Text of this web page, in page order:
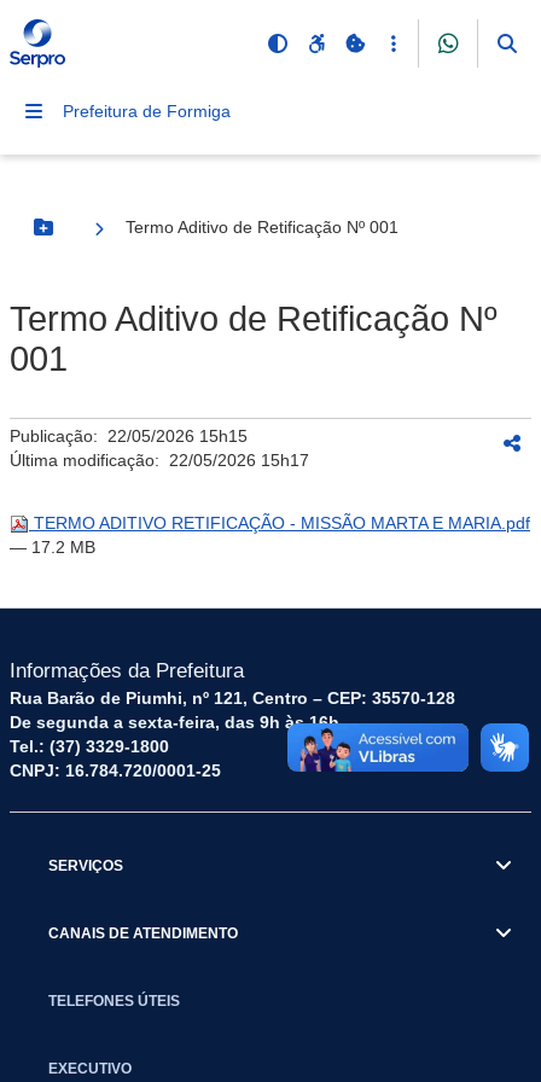
Prefeitura de Formiga
Botão Menu
Termo Aditivo de Retificação Nº 001
Termo Aditivo de Retificação Nº
001
Publicação: 22/05/2026 15h15
Última modificação: 22/05/2026 15h17
TERMO ADITIVO RETIFICAÇÃO - MISSÃO MARTA E MARIA.pdf
— 17.2 MB
Informações da Prefeitura
Rua Barão de Piumhi, nº 121, Centro – CEP: 35570-128
De segunda a sexta-feira, das 9h às 16h
Tel.: (37) 3329-1800
CNPJ: 16.784.720/0001-25
SERVIÇOS
CANAIS DE ATENDIMENTO
TELEFONES ÚTEIS
EXECUTIVO